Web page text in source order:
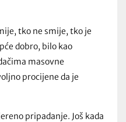
tko ne smije, tko je
dobro, bilo kao
masovne
procijene da je
pripadanje. Još kada